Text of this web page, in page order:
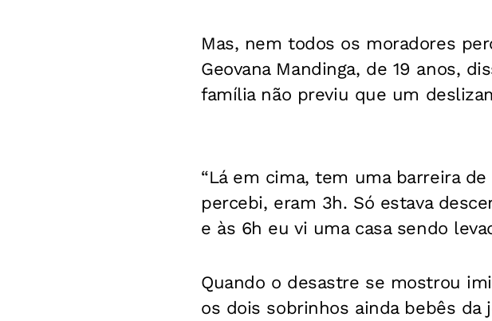
Mas, nem todos os moradores
Geovana Mandinga, de 19 anos,
família não previu que um
“Lá em cima, tem uma barreira
percebi, eram 3h. Só estava
e às 6h eu vi uma casa sendo
Quando o desastre se mostrou
os dois sobrinhos ainda bebês da